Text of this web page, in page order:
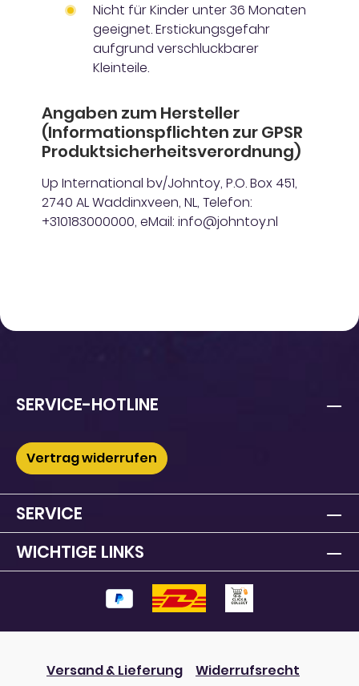
Nicht für Kinder unter 36 Monaten
geeignet. Erstickungsgefahr
aufgrund verschluckbarer
Kleinteile.
Angaben zum Hersteller
(Informationspflichten zur GPSR
Produktsicherheitsverordnung)
Up International bv/Johntoy, P.O. Box 451,
2740 AL Waddinxveen, NL, Telefon:
+310183000000, eMail: info@johntoy.nl
SERVICE-HOTLINE
Vertrag widerrufen
SERVICE
WICHTIGE LINKS
Versand & Lieferung Widerrufsrecht